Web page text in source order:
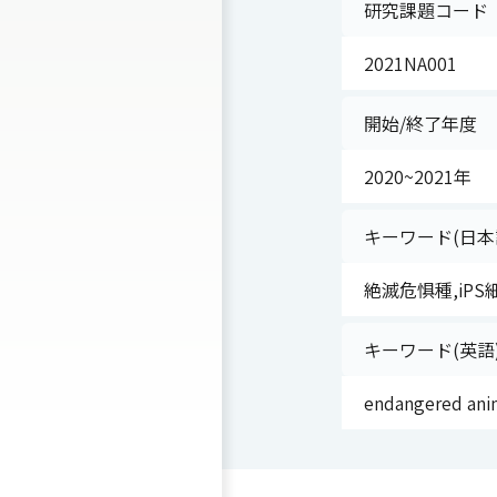
研究課題コード
2021NA001
開始/終了年度
2020~2021年
キーワード(日
絶滅危惧種,iPS
キーワード(英
endangered